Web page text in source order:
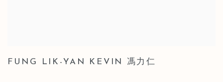
FUNG LIK-YAN KEVIN 馮力仁